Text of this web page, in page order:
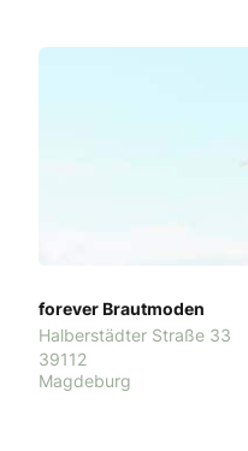
forever Brautmoden
Halberstädter Straße 33
39112
Magdeburg